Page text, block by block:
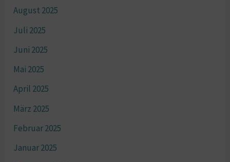
August 2025
Juli 2025
Juni 2025
Mai 2025
April 2025
März 2025
Februar 2025
Januar 2025